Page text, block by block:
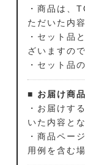
・商品は、
ただいた内
・セット品
ざいますの
・セット品
■ お届け商
・お届けす
いた内容と
・商品ペー
用例を含む